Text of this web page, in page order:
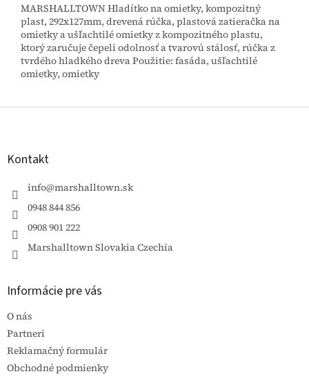
MARSHALLTOWN Hladítko na omietky, kompozitný
plast, 292x127mm, drevená rúčka, plastová zatieračka na
omietky a ušľachtilé omietky z kompozitného plastu,
ktorý zaručuje čepeli odolnosť a tvarovú stálosť, rúčka z
tvrdého hladkého dreva Použitie: fasáda, ušľachtilé
omietky, omietky
Z
Kontakt
info@marshalltown.sk
0948 844 856
0908 901 222
Marshalltown Slovakia Czechia
Informácie pre vás
O nás
Partneri
Reklamačný formulár
Obchodné podmienky